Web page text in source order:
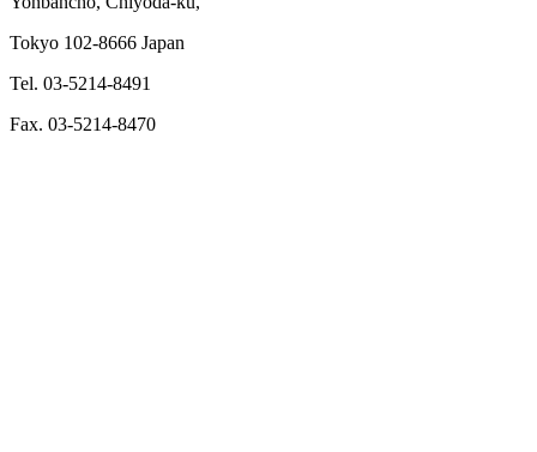
Tokyo 102-8666 Japan
Tel. 03-5214-8491
Fax. 03-5214-8470